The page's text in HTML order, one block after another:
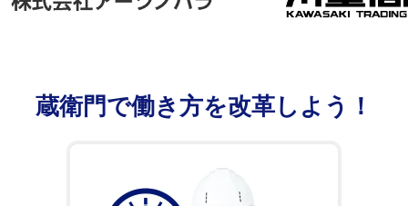
蔵衛門で働き方を改革しよう！